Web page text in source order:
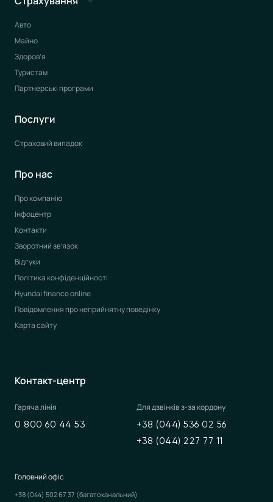
Авто
Майно
Здоров’я
Туристам
Партнерські програми
Послуги
Страховий випадок
Про нас
Про компанію
Інфоцентр
Контакти
Зворотний зв’язок
Відгуки
Політика конфіденційності
Hyundai finance online
Повідомлення про неприйнятну поведінку
Карта сайту
Контакт-центр
Гаряча лінія
0 800 60 44 53
Для дзвінків з-за кордону
+38 (044) 536 02 56
+38 (044) 227 77 11
Головний офіс
+38 (044) 502 67 37 (багатоканальний)